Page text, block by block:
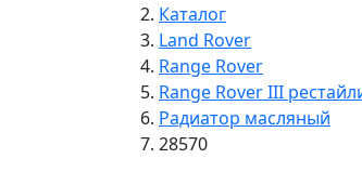
Каталог
Land Rover
Range Rover
Range Rover III
Радиатор масляный
28570